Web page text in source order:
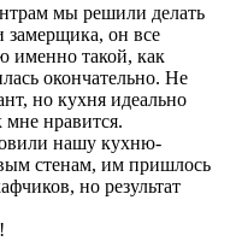
мы решили делать
замерщика, он все
именно такой, как
окончательно. Не
но кухня идеально
мне нравится.
нашу кухню-
стенам, им пришлось
но результат